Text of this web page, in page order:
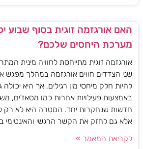
האם אורגזמה זוגית בסוף שבוע
מערכת היחסים שלכם?
אורגזמה זוגית מתייחסת לחוויה מינית
שני הצדדים חווים אורגזמה במהלך מפגש
להיות חלק מיחסי מין רגילים, אך היא
באמצעות פעילויות אחרות כמו מסאז'ים,
חדשות שנחקרות יחד. המטרה היא לא רק
אלא גם לחזק את הקשר הרגשי והאינטימי
לקריאת המאמר »